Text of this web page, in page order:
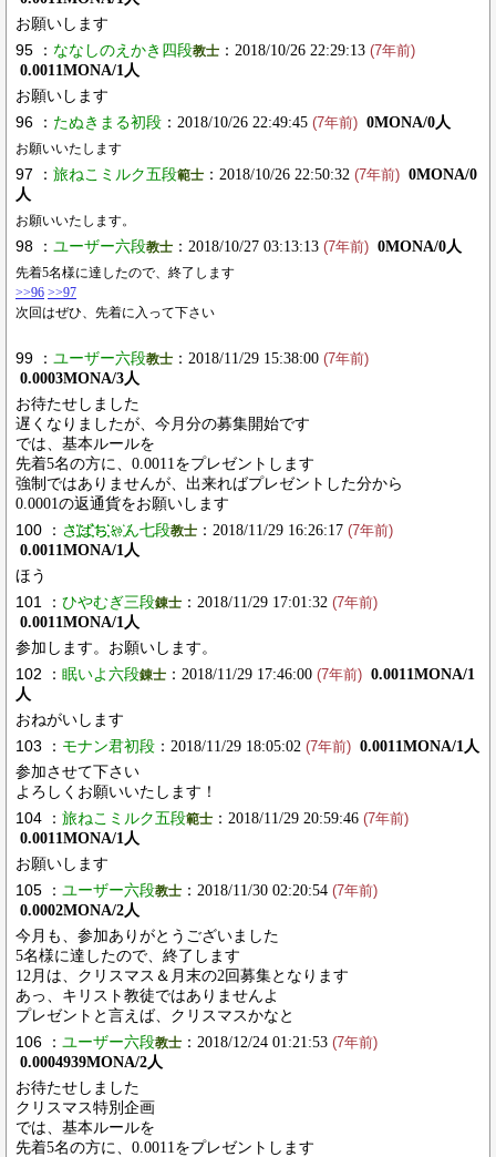
お願いします
95 ： ななしのえかき四段教士 ：2018/10/26 22:29:13 (7年前)
0.0011MONA/1人
お願いします
96 ： たぬきまる初段 ：2018/10/26 22:49:45 (7年前) 0MONA/0人
お願いいたします
97 ： 旅ねこミルク五段範士 ：2018/10/26 22:50:32 (7年前) 0MONA/0
人
お願いいたします。
98 ： ユーザー六段教士 ：2018/10/27 03:13:13 (7年前) 0MONA/0人
先着5名様に達したので、終了します
>>96 >>97
次回はぜひ、先着に入って下さい
99 ： ユーザー六段教士 ：2018/11/29 15:38:00 (7年前)
0.0003MONA/3人
お待たせしました
遅くなりましたが、今月分の募集開始です
では、基本ルールを
先着5名の方に、0.0011をプレゼントします
強制ではありませんが、出来ればプレゼントした分から
0.0001の返通貨をお願いします
100 ： さ҉҉ば҉҉ち҉҉ゃ҉ん七段教士 ：2018/11/29 16:26:17 (7年前)
0.0011MONA/1人
ほう
101 ： ひやむぎ三段錬士 ：2018/11/29 17:01:32 (7年前)
0.0011MONA/1人
参加します。お願いします。
102 ： 眠いよ六段錬士 ：2018/11/29 17:46:00 (7年前) 0.0011MONA/1
人
おねがいします
103 ： モナン君初段 ：2018/11/29 18:05:02 (7年前) 0.0011MONA/1人
参加させて下さい
よろしくお願いいたします！
104 ： 旅ねこミルク五段範士 ：2018/11/29 20:59:46 (7年前)
0.0011MONA/1人
お願いします
105 ： ユーザー六段教士 ：2018/11/30 02:20:54 (7年前)
0.0002MONA/2人
今月も、参加ありがとうございました
5名様に達したので、終了します
12月は、クリスマス＆月末の2回募集となります
あっ、キリスト教徒ではありませんよ
プレゼントと言えば、クリスマスかなと
106 ： ユーザー六段教士 ：2018/12/24 01:21:53 (7年前)
0.0004939MONA/2人
お待たせしました
クリスマス特別企画
では、基本ルールを
先着5名の方に、0.0011をプレゼントします